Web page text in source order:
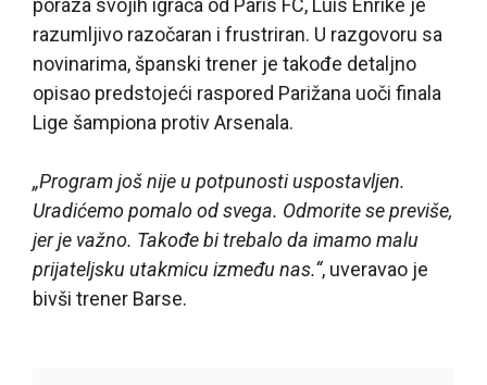
razumljivo razočaran i frustriran. U razgovoru sa
novinarima, španski trener je takođe detaljno
opisao predstojeći raspored Parižana uoči finala
Lige šampiona protiv Arsenala.
„Program još nije u potpunosti uspostavljen.
Uradićemo pomalo od svega. Odmorite se previše,
jer je važno. Takođe bi trebalo da imamo malu
prijateljsku utakmicu između nas.“, uveravao je
bivši trener Barse.